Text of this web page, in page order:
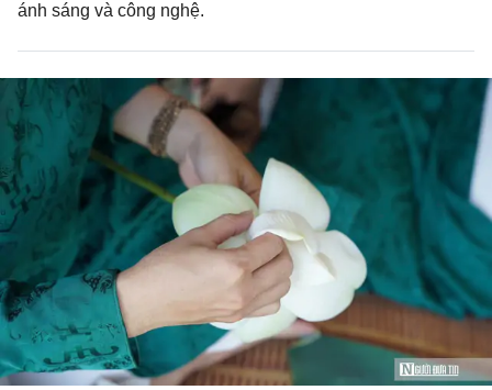
ánh sáng và công nghệ.